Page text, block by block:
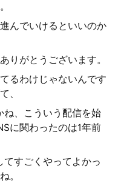
んでいけるといいのか
りがとうございます。
るわけじゃないんです
、
ね、こういう配信を始
に関わったのは1年前
すごくやってよかっ
。